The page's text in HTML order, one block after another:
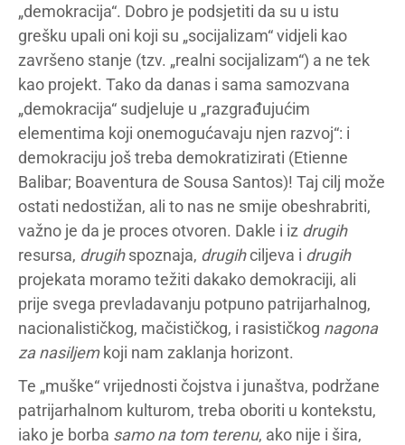
„demokracija“. Dobro je podsjetiti da su u istu
grešku upali oni koji su „socijalizam“ vidjeli kao
završeno stanje (tzv. „realni socijalizam“) a ne tek
kao projekt. Tako da danas i sama samozvana
„demokracija“ sudjeluje u „razgrađujućim
elementima koji onemogućavaju njen razvoj“: i
demokraciju još treba demokratizirati (Etienne
Balibar; Boaventura de Sousa Santos)! Taj cilj može
ostati nedostižan, ali to nas ne smije obeshrabriti,
važno je da je proces otvoren. Dakle i iz drugih
resursa, drugihspoznaja, drugihciljeva i drugih
projekata moramo težiti dakako demokraciji, ali
prije svega prevladavanju potpuno patrijarhalnog,
nacionalističkog, mačističkog, i rasističkog nagona
za nasiljemkoji nam zaklanja horizont.
Te „muške“ vrijednosti čojstva i junaštva, podržane
patrijarhalnom kulturom, treba oboriti u kontekstu,
iako je borba samo na tom terenu, ako nije i šira,